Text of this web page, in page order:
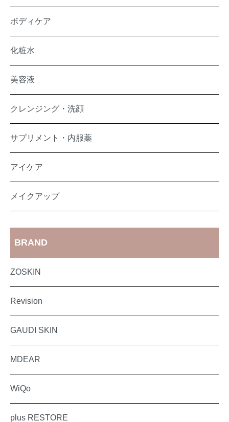
ボディケア
化粧水
美容液
クレンジング・洗顔
サプリメント・内服薬
アイケア
メイクアップ
BRAND
ZOSKIN
Revision
GAUDI SKIN
MDEAR
WiQo
plus RESTORE